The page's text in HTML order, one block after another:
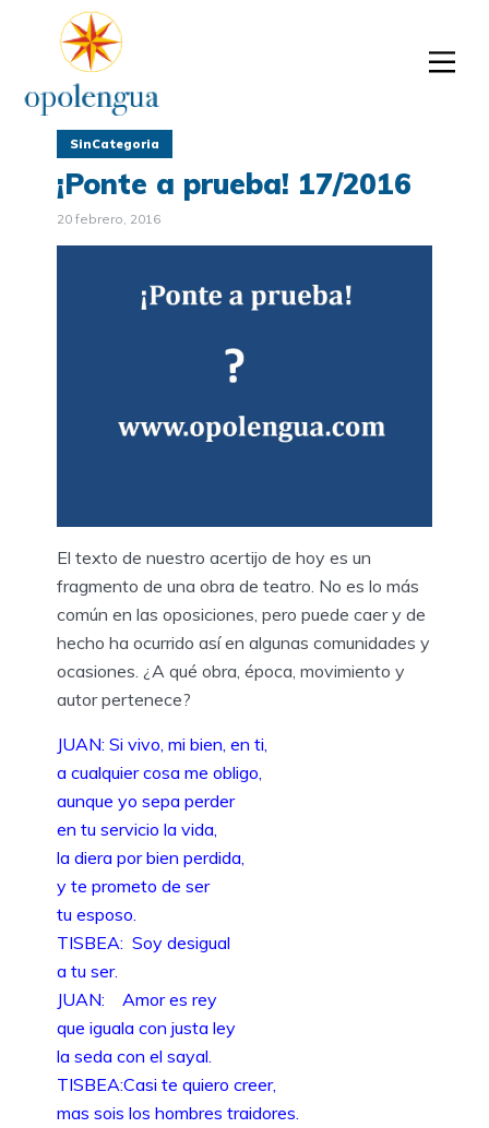
SinCategoria
¡Ponte a prueba! 17/2016
20 febrero, 2016
El texto de nuestro acertijo de hoy es un
fragmento de una obra de teatro. No es lo más
común en las oposiciones, pero puede caer y de
hecho ha ocurrido así en algunas comunidades y
ocasiones. ¿A qué obra, época, movimiento y
autor pertenece?
JUAN: Si vivo, mi bien, en ti,
a cualquier cosa me obligo,
aunque yo sepa perder
en tu servicio la vida,
la diera por bien perdida,
y te prometo de ser
tu esposo.
TISBEA: Soy desigual
a tu ser.
JUAN: Amor es rey
que iguala con justa ley
la seda con el sayal.
TISBEA:Casi te quiero creer,
mas sois los hombres traidores.